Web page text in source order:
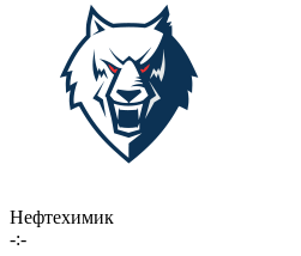
Нефтехимик
-:-